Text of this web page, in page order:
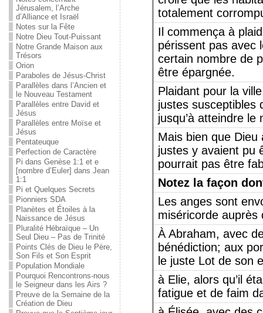
Jérusalem, l’Arche
d’Alliance et Israël
Notes sur la Fête
Notre Dieu Tout-Puissant
Notre Grande Maison aux
Trésors
Orion
Paraboles de Jésus-Christ
Parallèles dans l’Ancien et
le Nouveau Testament
Parallèles entre David et
Jésus
Parallèles entre Moïse et
Jésus
Pentateuque
Perfection de Caractère
Pi dans Genèse 1:1 et e
[nombre d’Euler] dans Jean
1:1
Pi et Quelques Secrets
Pionniers SDA
Planètes et Étoiles à la
Naissance de Jésus
Pluralité Hébraïque – Un
Seul Dieu – Pas de Trinité
Points Clés de Dieu le Père,
Son Fils et Son Esprit
Population Mondiale
Pourquoi Rencontrons-nous
le Seigneur dans les Airs ?
Preuve de la Semaine de la
Création de Dieu
totalement
Il commença à
périssent pas avec
certain nombre de
être épargnée.
Plaidant pour la
justes susceptibles
jusqu’à atteindre le
Mais bien que Dieu
justes y avaient pu
pourrait pas être
Notez la façon
Les anges sont
miséricorde auprès
À Abraham, avec
bénédiction; aux
le juste Lot de son
à Elie, alors qu’il
fatigue et de faim